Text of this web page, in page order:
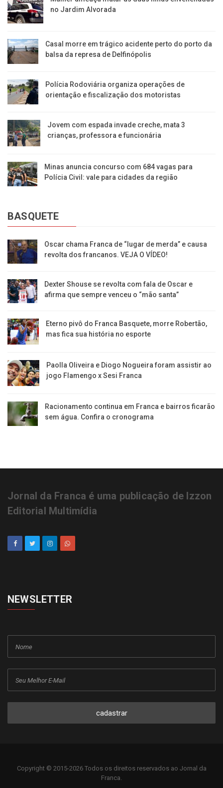
no Jardim Alvorada
Casal morre em trágico acidente perto do porto da
balsa da represa de Delfinópolis
Polícia Rodoviária organiza operações de
orientação e fiscalização dos motoristas
Jovem com espada invade creche, mata 3
crianças, professora e funcionária
Minas anuncia concurso com 684 vagas para
Polícia Civil: vale para cidades da região
BASQUETE
Oscar chama Franca de “lugar de merda” e causa
revolta dos francanos. VEJA O VÍDEO!
Dexter Shouse se revolta com fala de Oscar e
afirma que sempre venceu o “mão santa”
Eterno pivô do Franca Basquete, morre Robertão,
mas fica sua história no esporte
Paolla Oliveira e Diogo Nogueira foram assistir ao
jogo Flamengo x Sesi Franca
Racionamento continua em Franca e bairros ficarão
sem água. Confira o cronograma
Jornal da Franca é uma publicação de Izzon
Editorial Multimídia
NEWSLETTER
cadastrar
Copyright © 2015-2026 Todos os direitos reservados ao Jornal da
Franca.